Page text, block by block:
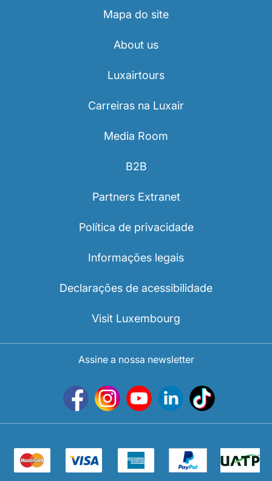
Mapa do site
About us
Luxairtours
Carreiras na Luxair
Media Room
B2B
Partners Extranet
Política de privacidade
Informações legais
Declarações de acessibilidade
Visit Luxembourg
Assine a nossa newsletter